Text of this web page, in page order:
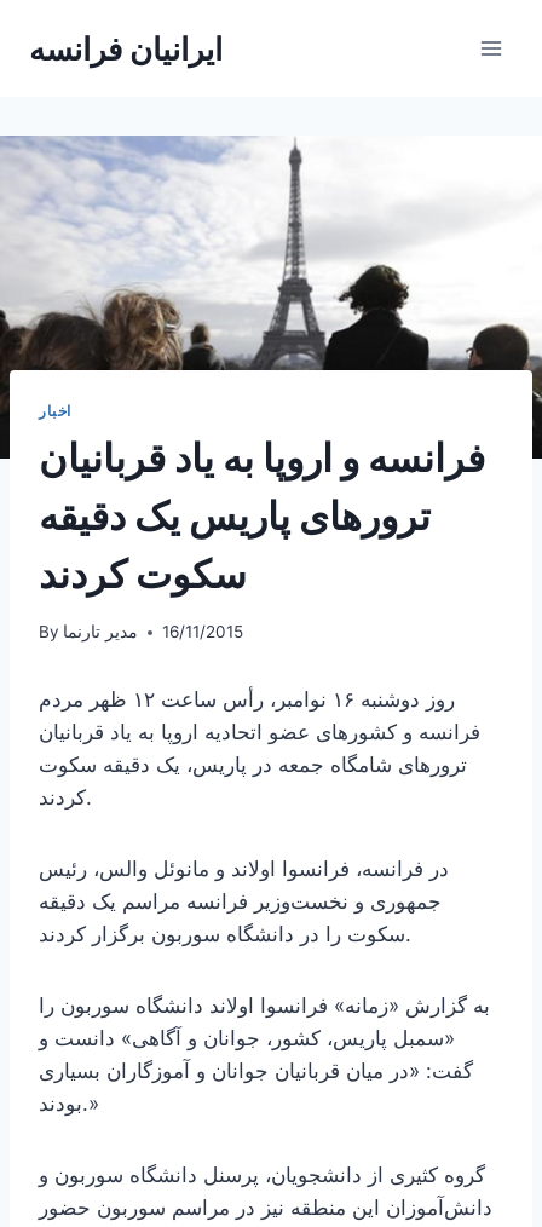
ایرانیان فرانسه
اخبار
فرانسه و اروپا به یاد قربانیان
ترورهای پاریس یک دقیقه
سکوت کردند
By مدیر تارنما 16/11/2015
روز دوشنبه ۱۶ نوامبر، رأس ساعت ۱۲ ظهر مردم
فرانسه و کشورهای عضو اتحادیه اروپا به یاد قربانیان
ترورهای شامگاه جمعه در پاریس، یک دقیقه سکوت
کردند.
در فرانسه، فرانسوا اولاند و مانوئل والس، رئیس
جمهوری و نخست‌وزیر فرانسه مراسم یک دقیقه
سکوت را در دانشگاه سوربون برگزار کردند.
به گزارش «زمانه» فرانسوا اولاند دانشگاه سوربون را
«سمبل پاریس، کشور، جوانان و آگاهی» دانست و
گفت: «در میان قربانیان جوانان و آموزگاران بسیاری
بودند.»
گروه کثیری از دانشجویان، پرسنل دانشگاه سوربون و
دانش‌آموزان این منطقه نیز در مراسم سوربون حضور